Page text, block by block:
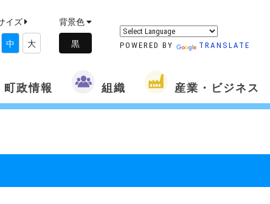
イズ
中 大
背景色
POWERED BY TRANSLATE
町政情報 組織 産業・ビジネス